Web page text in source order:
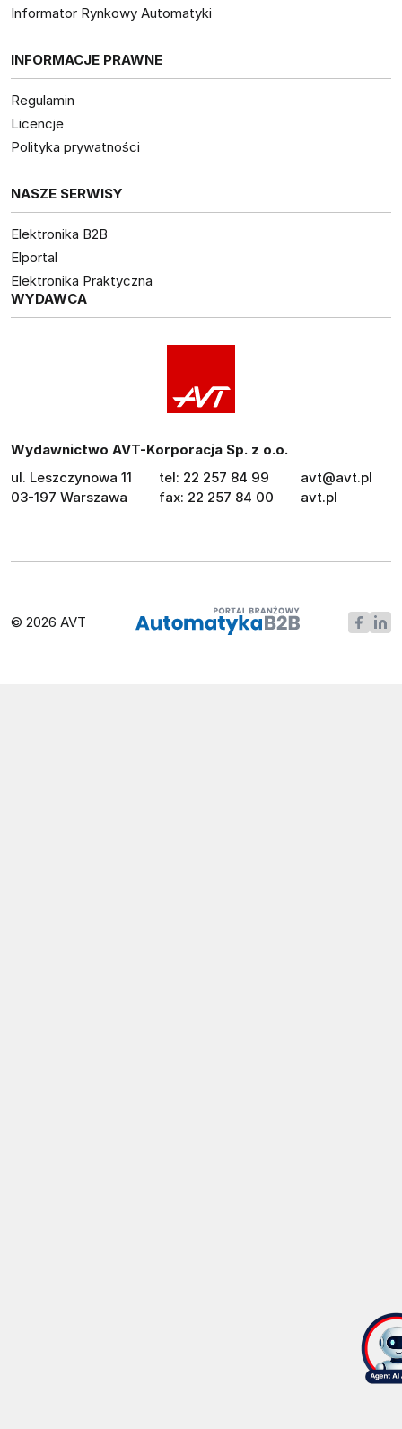
Informator Rynkowy Automatyki
INFORMACJE PRAWNE
Regulamin
Licencje
Polityka prywatności
NASZE SERWISY
Elektronika B2B
Elportal
Elektronika Praktyczna
WYDAWCA
Wydawnictwo AVT-Korporacja Sp. z o.o.
ul. Leszczynowa 11
03-197 Warszawa
tel: 22 257 84 99
fax: 22 257 84 00
avt@avt.pl
avt.pl
© 2026 AVT